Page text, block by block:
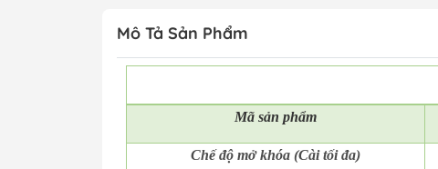
Mô Tả Sản Phẩm
Mã sản phẩm
Chế độ mở khóa (Cài tối đa)